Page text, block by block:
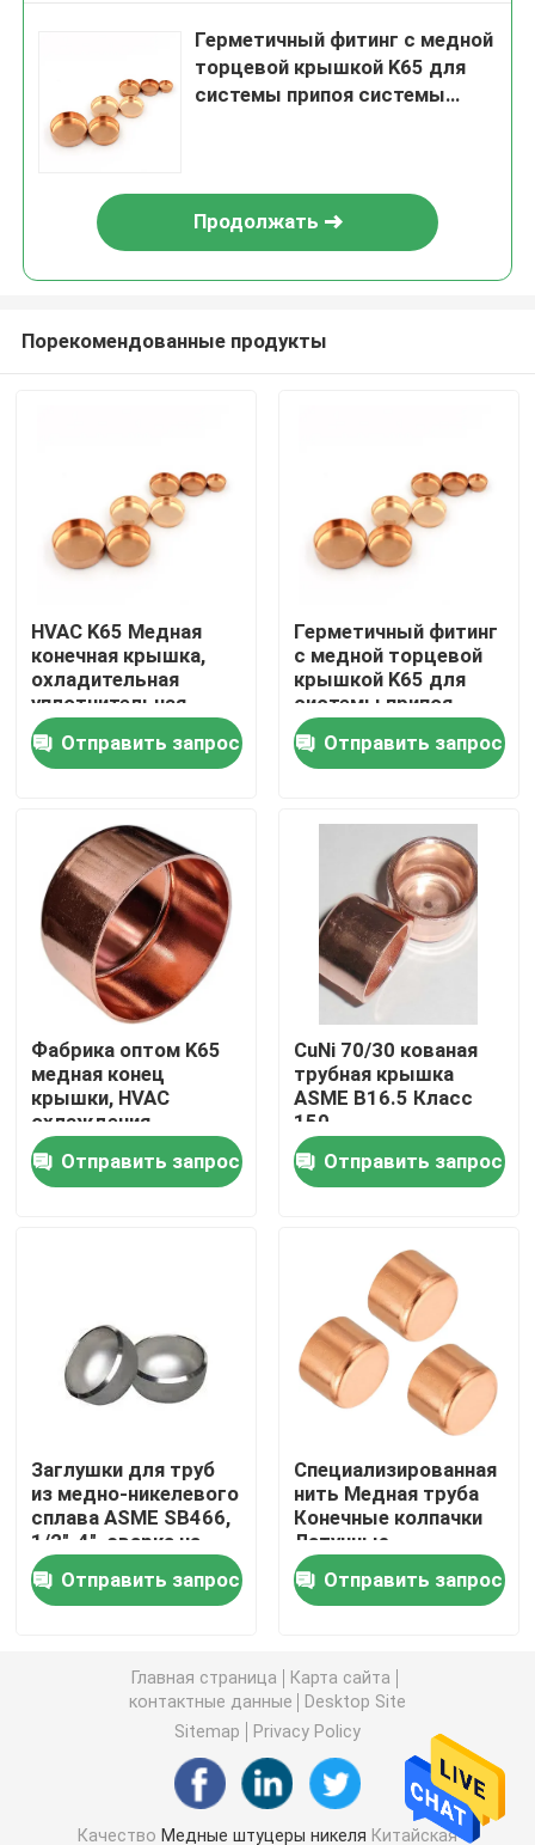
Товары
О нас
Тур по фабрике
Контроль качества
Свяжитесь с нами
Сделать запрос
Медные штуцеры никеля
Медно-никелевая трубка
Медная плита никеля
Тройник медного никеля равный
Уменьшение штуцера тройника
Штуцер редуктора
Герметичный фитинг с медной
торцевой крышкой K65 для
системы припоя системы
Продолжать
Порекомендованные продукты
HVAC K65 Медная
конечная крышка,
охладительная
уплотнительная
крышка для труб,
герметичное сварное
устройство
Отправить запрос
Герметичный фитинг
с медной торцевой
крышкой K65 для
системы припоя
системы
охлаждения,
вентиляции и
воздуха
Отправить запрос
Фабрика оптом K65
медная конец
крышки, HVAC
охлаждения
уплотнение,
протекает-доказать
запорная крышка
Отправить запрос
CuNi 70/30 кованая
трубная крышка
ASME B16.5 Класс
150
Антикоррозионная
морская крышка
Отправить запрос
Заглушки для труб
из медно-никелевого
сплава ASME SB466,
1/2"-4", сварка на
заказ для трубной
промышленности
Отправить запрос
Специализированная
нить Медная труба
Конечные колпачки
Латунные
сантехнические
трубы Подборка
ANSI B16.5 90/10
Отправить запрос
Главная страница
Карта сайта
контактные данные
Desktop Site
Sitemap
Privacy Policy
Качество Медные штуцеры никеля Китайская